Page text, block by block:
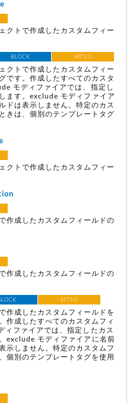
クトで作成したカスタムフィー
BLOCK MT5.0
クトで作成したカスタムフィー
です。作成したすべてのカスタ
モディファイアでは、指定し
ます。exclude モディファイア
ドは表示しません。特定のカス
きは、個別のテンプレートタグ
クトで作成したカスタムフィー
作成したカスタムフィールドの
作成したカスタムフィールドの
MT5.0
作成したカスタムフィールドを
作成したすべてのカスタムフィ
ィファイアでは、指定したカス
exclude モディファイアに名前
示しません。特定のカスタムフ
個別のテンプレートタグを使用